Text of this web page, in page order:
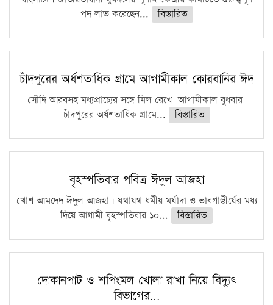
পদ লাভ করেছেন...
বিস্তারিত
চাঁদপুরের অর্ধশতাধিক গ্রামে আগামীকাল কোরবানির ঈদ
সৌদি আরবসহ মধ্যপ্রাচ্যের সঙ্গে মিল রেখে আগামীকাল বুধবার
চাঁদপুরের অর্ধশতাধিক গ্রামে...
বিস্তারিত
বৃহস্পতিবার পবিত্র ঈদুল আজহা
খোশ আমদেদ ঈদুল আজহা। যথাযথ ধর্মীয় মর্যাদা ও ভাবগাম্ভীর্যের মধ্য
দিয়ে আগামী বৃহস্পতিবার ১০...
বিস্তারিত
দোকানপাট ও শপিংমল খোলা রাখা নিয়ে বিদ্যুৎ
বিভাগের…